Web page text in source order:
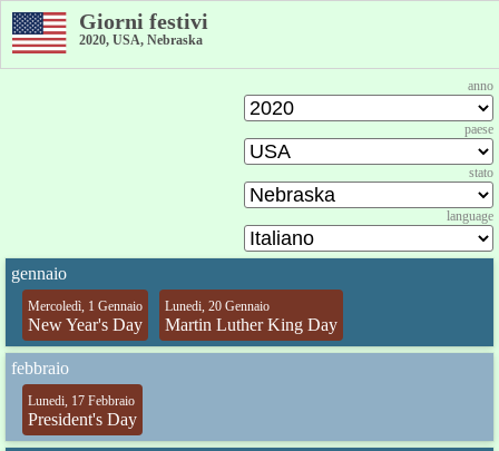
Giorni festivi
2020, USA, Nebraska
anno
paese
stato
language
gennaio
Mercoledì, 1 Gennaio
New Year's Day
Lunedi, 20 Gennaio
Martin Luther King Day
febbraio
Lunedi, 17 Febbraio
President's Day